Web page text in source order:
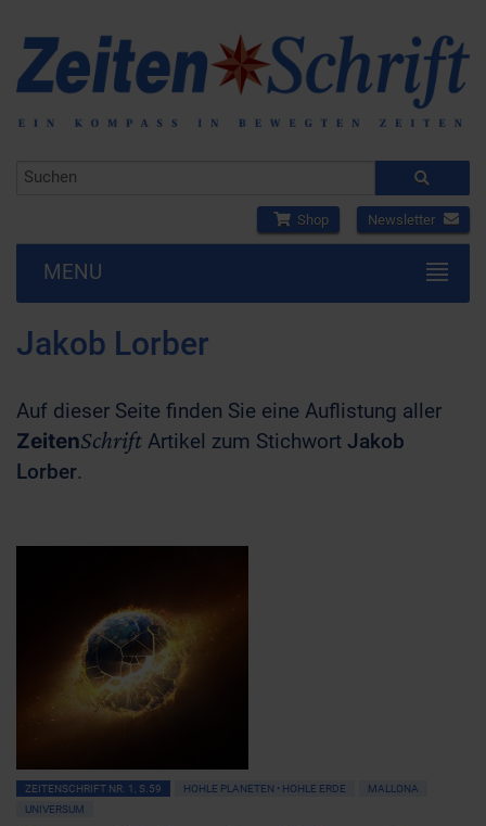
Shop Newsletter
MENU
Jakob Lorber
Auf dieser Seite finden Sie eine Auflistung aller
ZeitenSchrift Artikel zum Stichwort Jakob
Lorber.
ZEITENSCHRIFT NR. 1, S.59 HOHLE PLANETEN • HOHLE ERDE
MALLONA
UNIVERSUM